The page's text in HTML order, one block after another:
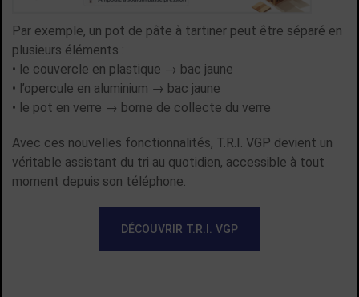
Par exemple, un pot de pâte à tartiner peut être séparé en
plusieurs éléments :
• le couvercle en plastique → bac jaune
• l’opercule en aluminium → bac jaune
• le pot en verre → borne de collecte du verre
Avec ces nouvelles fonctionnalités, T.R.I. VGP devient un
véritable assistant du tri au quotidien, accessible à tout
moment depuis son téléphone.
DÉCOUVRIR T.R.I. VGP